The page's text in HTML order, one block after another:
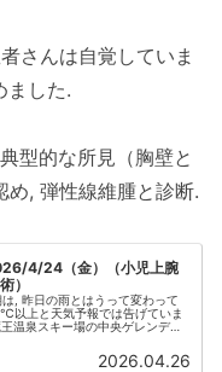
さんは自覚していま
ました.
型的な所見（胸壁と
め, 弾性線維腫と診断.
4/24（金）（小児上腕
）
, 昨日の雨とはうって変わって
以上と天気予報では告げていま
泉スキー場の中央ゲレンデは,
2026.04.26